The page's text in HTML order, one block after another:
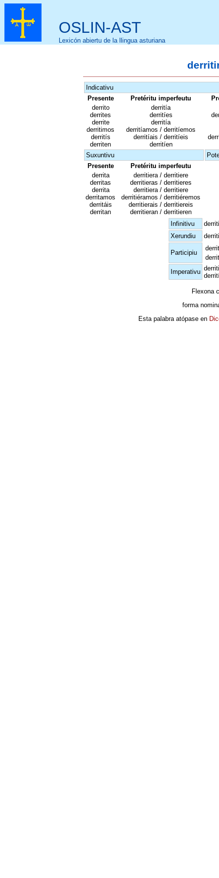
OSLIN-AST
Lexicón abiertu de la llingua asturiana
Indicativu
Presente
Pretéritu imperfeutu
derrito
derrites
derrite
derritimos
derritís
derriten
derritía
derritíes
derritía
derritíamos / derritíemos
derritíais / derritíeis
derritíen
Suxuntivu
Presente
Pretéritu imperfeutu
derrita
derritas
derrita
derritamos
derritáis
derritan
derritiera / derritiere
derritieras / derritieres
derritiera / derritiere
derritiéramos / derritiéremos
derritierais / derritiereis
derritieran / derritieren
Infinitivu
Xerundiu
Participiu
Imperativu derriti
Flexona
forma
Esta palabra atópase en